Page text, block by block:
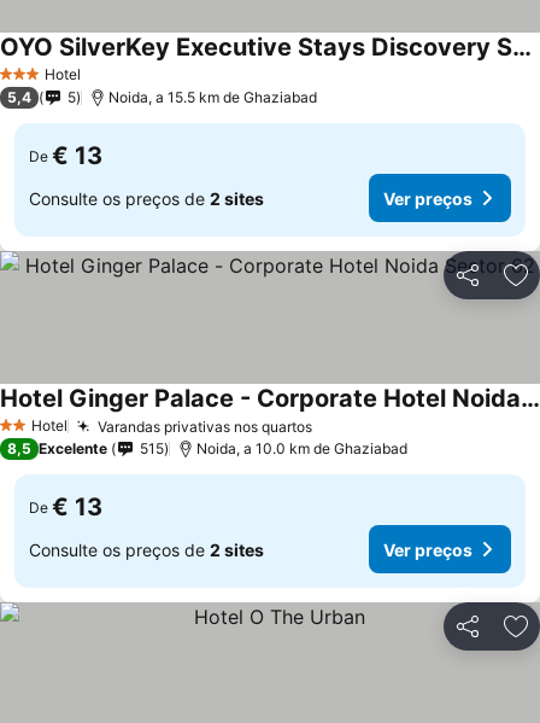
3 EstrelasHotel
OYO SilverKey Executive Stays Discovery Suites
Ver preços
5,4 5 Noida, a 15.5 km de Ghaziabad
De € 13
Consulte os preços de 2 sites Ver preços
Partilhar
2 Estrelas
Hotel Varandas privativas nos quartosVer preços
Hotel Ginger Palace - Corporate Hotel Noida Sector 62
Ver preços
8,5 Excelente 515 Noida, a 10.0 km de Ghaziabad
De € 13
Consulte os preços de 2 sites Ver preços
Partilhar